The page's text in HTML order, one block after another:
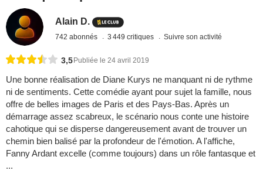
Alain D.
742 abonnés 3 449 critiques Suivre son activité
3,5 Publiée le 24 avril 2019
Une bonne réalisation de Diane Kurys ne manquant ni de rythme
ni de sentiments. Cette comédie ayant pour sujet la famille, nous
offre de belles images de Paris et des Pays-Bas. Après un
démarrage assez scabreux, le scénario nous conte une histoire
cahotique qui se disperse dangereusement avant de trouver un
chemin bien balisé par la profondeur de l'émotion. A l'affiche,
Fanny Ardant excelle (comme toujours) dans un rôle fantasque et
...